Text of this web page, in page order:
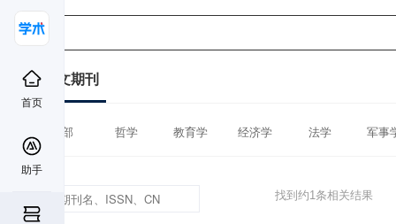
首页
助手
中文期刊
全部 哲学 教育学 经济学 法学 军事
找到约1条相关结果